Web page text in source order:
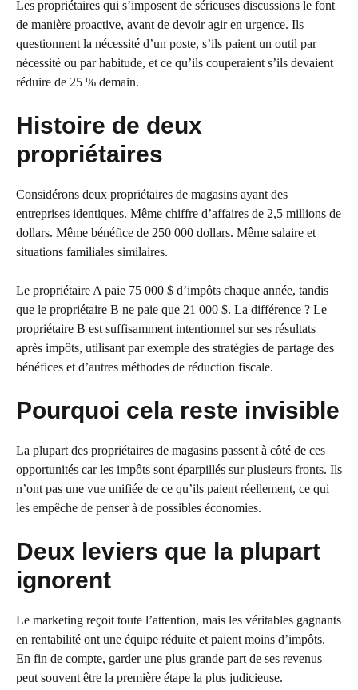
Les propriétaires qui s’imposent de sérieuses discussions le font
de manière proactive, avant de devoir agir en urgence. Ils
questionnent la nécessité d’un poste, s’ils paient un outil par
nécessité ou par habitude, et ce qu’ils couperaient s’ils devaient
réduire de 25 % demain.
Histoire de deux
propriétaires
Considérons deux propriétaires de magasins ayant des
entreprises identiques. Même chiffre d’affaires de 2,5 millions de
dollars. Même bénéfice de 250 000 dollars. Même salaire et
situations familiales similaires.
Le propriétaire A paie 75 000 $ d’impôts chaque année, tandis
que le propriétaire B ne paie que 21 000 $. La différence ? Le
propriétaire B est suffisamment intentionnel sur ses résultats
après impôts, utilisant par exemple des stratégies de partage des
bénéfices et d’autres méthodes de réduction fiscale.
Pourquoi cela reste invisible
La plupart des propriétaires de magasins passent à côté de ces
opportunités car les impôts sont éparpillés sur plusieurs fronts. Ils
n’ont pas une vue unifiée de ce qu’ils paient réellement, ce qui
les empêche de penser à de possibles économies.
Deux leviers que la plupart
ignorent
Le marketing reçoit toute l’attention, mais les véritables gagnants
en rentabilité ont une équipe réduite et paient moins d’impôts.
En fin de compte, garder une plus grande part de ses revenus
peut souvent être la première étape la plus judicieuse.